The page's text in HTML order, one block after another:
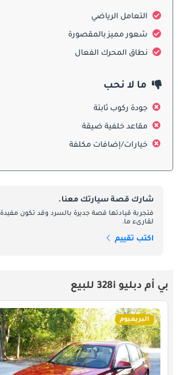
ميزات السلامة
المحرك والأداء
التعامل الرياضي
شعور مميز بالمقصورة
نطاق المحرك الفعال
ما لا نحب
جودة ركوب ثابتة
مقاعد خلفية ضيقة
خيارات/إضافات مكلفة
شارك قصة سيارتك معنا.
فتجربة قيادتها قصة جديرة بالسرد وقد تكون مفيدة
لقارىء ما.
اكتب تقييم
بي أم دبليو 328i للبيع
البريميوم